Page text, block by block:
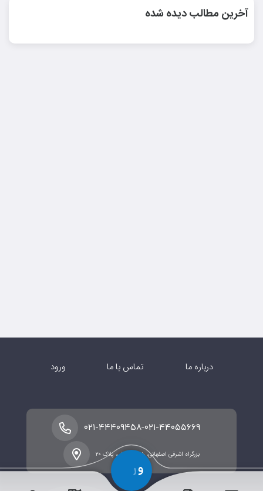
آخرین مطالب دیده شده
درباره ما تماس با ما ورود
بزرگراه اشرفی اصفهانی، خیابان شالی، پلاک ۲۰
۰۲۱-۴۴۰۵۵۶۶۹-۰۲۱-۴۴۴۰۹۴۵۸